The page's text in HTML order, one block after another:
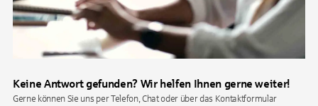
Keine Antwort gefunden? Wir helfen Ihnen gerne weiter!
Gerne können Sie uns per Telefon, Chat oder über das Kontaktformular